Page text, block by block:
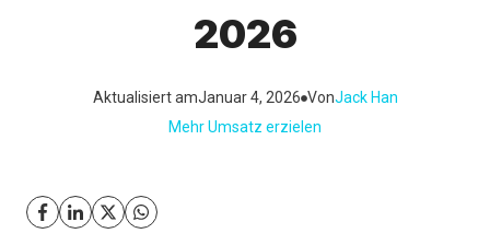
2026
Aktualisiert amJanuar 4, 2026 VonJack Han
Mehr Umsatz erzielen